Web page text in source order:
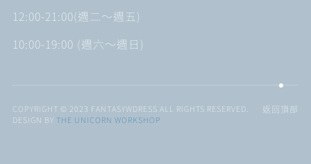
12:00-21:00(週二～週五)
10:00-19:00 (週六～週日)
COPYRIGHT © 2023 FANTASYWDRESS ALL RIGHTS RESERVED.
DESIGN BY THE UNICORN WORKSHOP
返回頂部